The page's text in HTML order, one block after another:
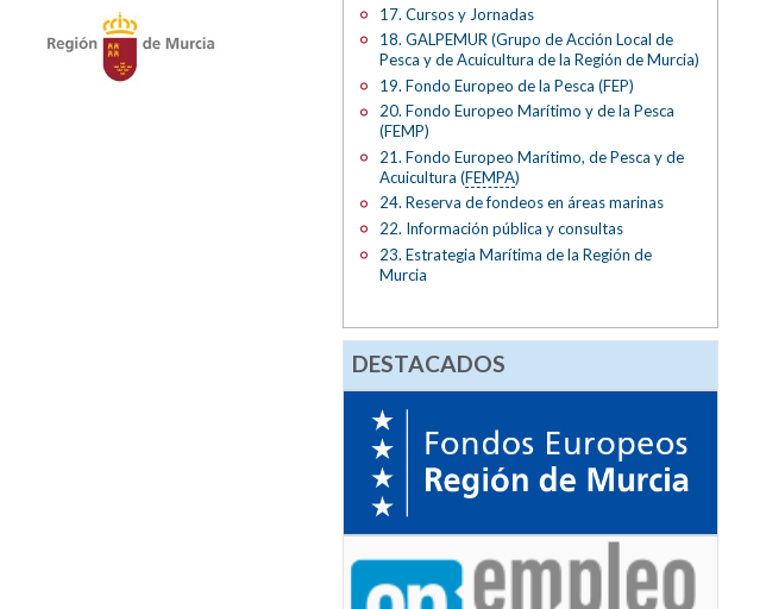
17. Cursos y Jornadas
18. GALPEMUR (Grupo de Acción Local de
Pesca y de Acuicultura de la Región de Murcia)
19. Fondo Europeo de la Pesca (FEP)
20. Fondo Europeo Marítimo y de la Pesca
(FEMP)
21. Fondo Europeo Marítimo, de Pesca y de
Acuicultura (FEMPA)
24. Reserva de fondeos en áreas marinas
22. Información pública y consultas
23. Estrategia Marítima de la Región de
Murcia
DESTACADOS